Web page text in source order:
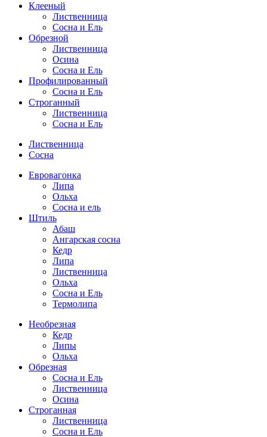
Клееный
Лиственница
Сосна и Ель
Обрезной
Лиственница
Осина
Сосна и Ель
Профилированный
Сосна и Ель
Строганный
Лиственница
Сосна и Ель
Лиственница
Сосна
Евровагонка
Липа
Ольха
Сосна и ель
Штиль
Абаш
Ангарская сосна
Кедр
Липа
Лиственница
Ольха
Сосна и Ель
Термолипа
Необрезная
Кедр
Липы
Ольха
Обрезная
Cосна и Ель
Лиственница
Осина
Строганная
Лиственница
Сосна и Ель